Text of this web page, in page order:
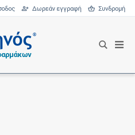
Δωρεάν εγγραφή Συνδρομή
®